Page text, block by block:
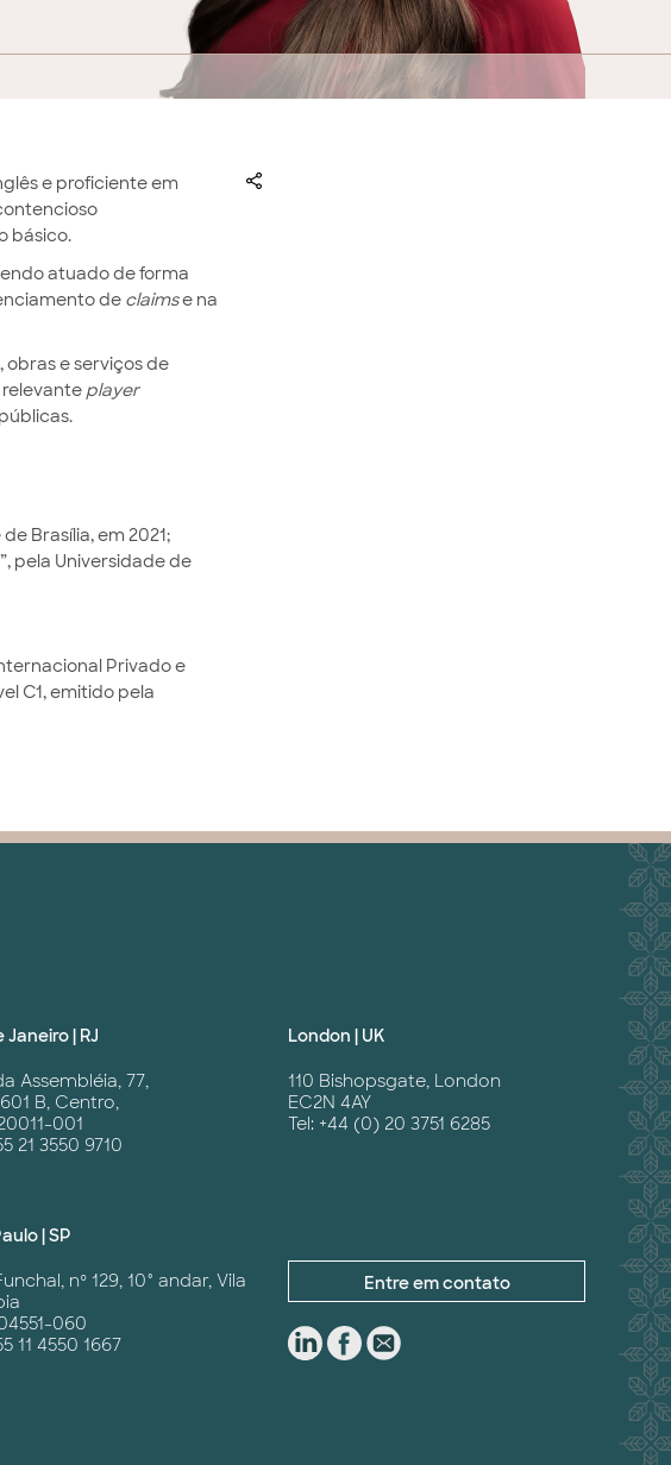
e proficiente em
básico.
atuado de forma
de claimse na
e serviços de
player
Brasília, em 2021;
pela Universidade de
Privado e
C1, emitido pela
Janeiro | RJ
Assembléia, 77,
B, Centro,
001
21 3550 9710
London | UK
110 Bishopsgate, London
EC2N 4AY
Tel: +44 (0) 20 3751 6285
| SP
nº 129, 10° andar, Vila
060
11 4550 1667
Entre em contato